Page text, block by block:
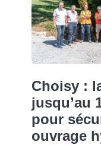
Choisy :
jusqu’au
pour
ouvrage